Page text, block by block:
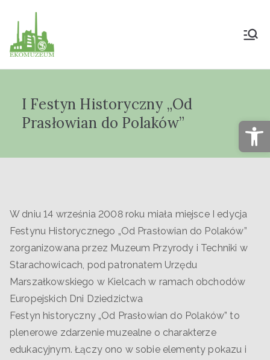
Muzeum Przyrody
"Ekomuzeum" im.
I Festyn Historyczny „Od
Prasłowian do Polaków”
W dniu 14 września 2008 roku miała miejsce I edycja
Festynu Historycznego „Od Prasłowian do Polaków”
zorganizowana przez Muzeum Przyrody i Techniki w
Starachowicach, pod patronatem Urzędu
Marszałkowskiego w Kielcach w ramach obchodów
Europejskich Dni Dziedzictwa
Festyn historyczny „Od Prasłowian do Polaków” to
plenerowe zdarzenie muzealne o charakterze
edukacyjnym. Łączy ono w sobie elementy pokazu i